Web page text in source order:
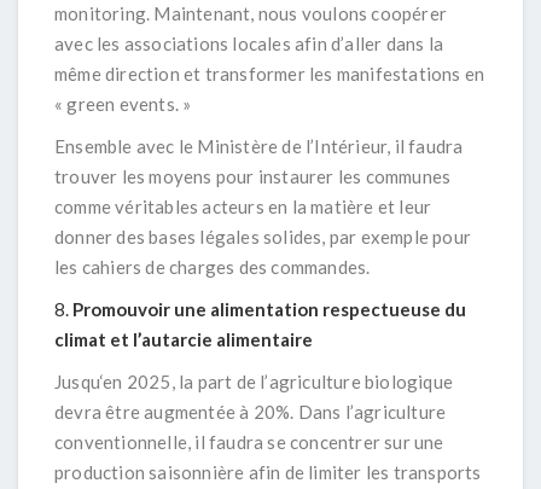
monitoring. Maintenant, nous voulons coopérer
avec les associations locales afin d’aller dans la
même direction et transformer les manifestations en
« green events. »
Ensemble avec le Ministère de l’Intérieur, il faudra
trouver les moyens pour instaurer les communes
comme véritables acteurs en la matière et leur
donner des bases légales solides, par exemple pour
les cahiers de charges des commandes.
Promouvoir une alimentation respectueuse du
climat et l’autarcie alimentaire
Jusqu‘en 2025, la part de l’agriculture biologique
devra être augmentée à 20%. Dans l’agriculture
conventionnelle, il faudra se concentrer sur une
production saisonnière afin de limiter les transports